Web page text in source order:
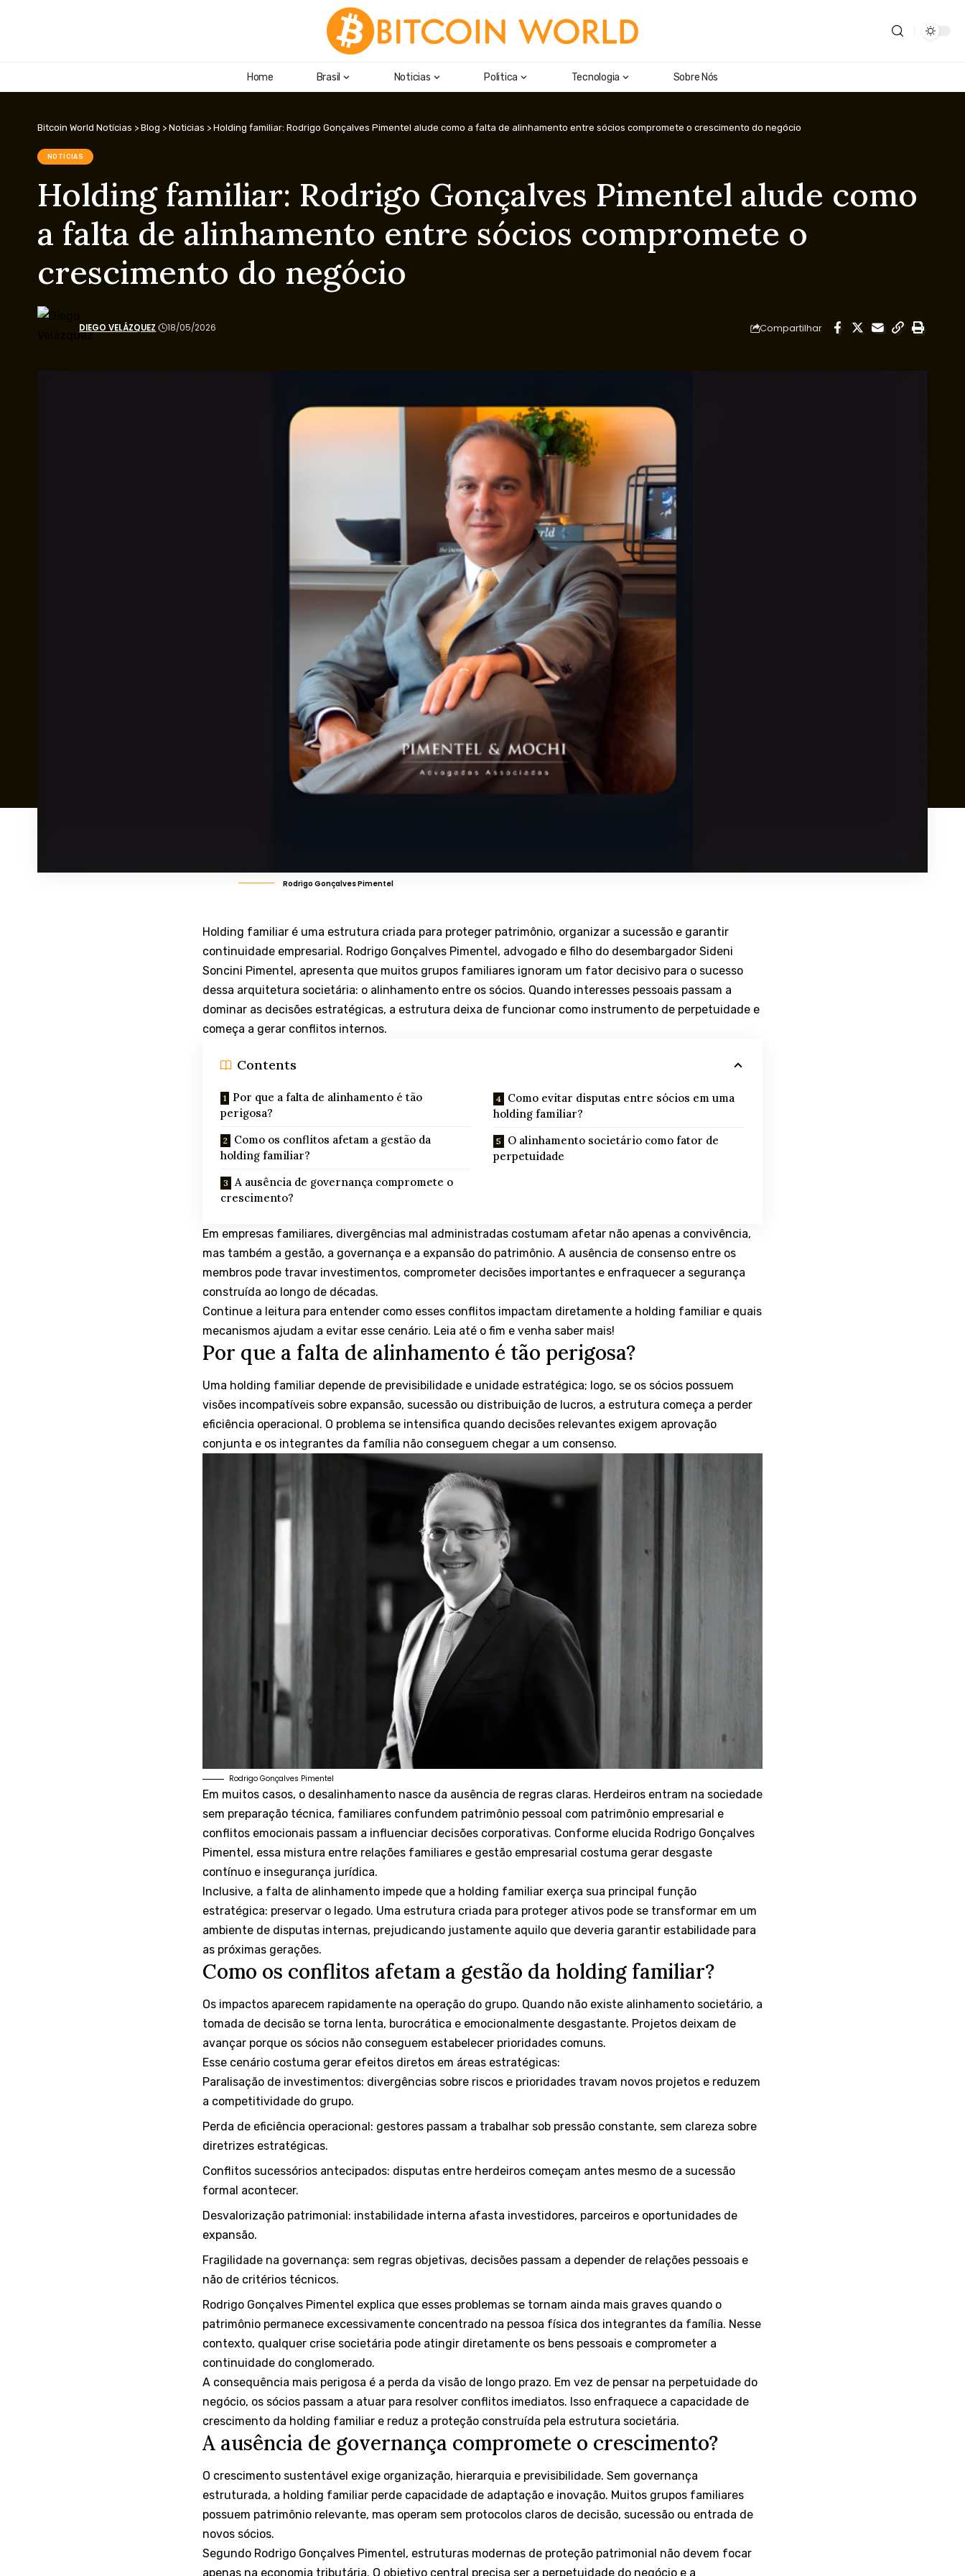
Home Brasil Noticias Politica Tecnologia Sobre Nós
Bitcoin World Notícias > Blog > Noticias > Holding familiar: Rodrigo Gonçalves Pimentel alude como a falta de alinhamento entre sócios compromete o crescimento do negócio
NOTICIAS
Holding familiar: Rodrigo Gonçalves Pimentel alude como
a falta de alinhamento entre sócios compromete o
crescimento do negócio
DIEGO VELÁZQUEZ 18/05/2026 Compartilhar
Rodrigo Gonçalves Pimentel
Holding familiar é uma estrutura criada para proteger patrimônio, organizar a sucessão e garantir
continuidade empresarial. Rodrigo Gonçalves Pimentel, advogado e filho do desembargador Sideni
Soncini Pimentel, apresenta que muitos grupos familiares ignoram um fator decisivo para o sucesso
dessa arquitetura societária: o alinhamento entre os sócios. Quando interesses pessoais passam a
dominar as decisões estratégicas, a estrutura deixa de funcionar como instrumento de perpetuidade e
começa a gerar conflitos internos.
Contents
Por que a falta de alinhamento é tão
perigosa?
Como os conflitos afetam a gestão da
holding familiar?
A ausência de governança compromete o
crescimento?
Como evitar disputas entre sócios em uma
holding familiar?
O alinhamento societário como fator de
perpetuidade
Em empresas familiares, divergências mal administradas costumam afetar não apenas a convivência,
mas também a gestão, a governança e a expansão do patrimônio. A ausência de consenso entre os
membros pode travar investimentos, comprometer decisões importantes e enfraquecer a segurança
construída ao longo de décadas.
Continue a leitura para entender como esses conflitos impactam diretamente a holding familiar e quais
mecanismos ajudam a evitar esse cenário. Leia até o fim e venha saber mais!
Por que a falta de alinhamento é tão perigosa?
Uma holding familiar depende de previsibilidade e unidade estratégica; logo, se os sócios possuem
visões incompatíveis sobre expansão, sucessão ou distribuição de lucros, a estrutura começa a perder
eficiência operacional. O problema se intensifica quando decisões relevantes exigem aprovação
conjunta e os integrantes da família não conseguem chegar a um consenso.
Rodrigo Gonçalves Pimentel
Em muitos casos, o desalinhamento nasce da ausência de regras claras. Herdeiros entram na sociedade
sem preparação técnica, familiares confundem patrimônio pessoal com patrimônio empresarial e
conflitos emocionais passam a influenciar decisões corporativas. Conforme elucida Rodrigo Gonçalves
Pimentel, essa mistura entre relações familiares e gestão empresarial costuma gerar desgaste
contínuo e insegurança jurídica.
Inclusive, a falta de alinhamento impede que a holding familiar exerça sua principal função
estratégica: preservar o legado. Uma estrutura criada para proteger ativos pode se transformar em um
ambiente de disputas internas, prejudicando justamente aquilo que deveria garantir estabilidade para
as próximas gerações.
Como os conflitos afetam a gestão da holding familiar?
Os impactos aparecem rapidamente na operação do grupo. Quando não existe alinhamento societário, a
tomada de decisão se torna lenta, burocrática e emocionalmente desgastante. Projetos deixam de
avançar porque os sócios não conseguem estabelecer prioridades comuns.
Esse cenário costuma gerar efeitos diretos em áreas estratégicas:
Paralisação de investimentos: divergências sobre riscos e prioridades travam novos projetos e reduzem
a competitividade do grupo.
Perda de eficiência operacional: gestores passam a trabalhar sob pressão constante, sem clareza sobre
diretrizes estratégicas.
Conflitos sucessórios antecipados: disputas entre herdeiros começam antes mesmo de a sucessão
formal acontecer.
Desvalorização patrimonial: instabilidade interna afasta investidores, parceiros e oportunidades de
expansão.
Fragilidade na governança: sem regras objetivas, decisões passam a depender de relações pessoais e
não de critérios técnicos.
Rodrigo Gonçalves Pimentel explica que esses problemas se tornam ainda mais graves quando o
patrimônio permanece excessivamente concentrado na pessoa física dos integrantes da família. Nesse
contexto, qualquer crise societária pode atingir diretamente os bens pessoais e comprometer a
continuidade do conglomerado.
A consequência mais perigosa é a perda da visão de longo prazo. Em vez de pensar na perpetuidade do
negócio, os sócios passam a atuar para resolver conflitos imediatos. Isso enfraquece a capacidade de
crescimento da holding familiar e reduz a proteção construída pela estrutura societária.
A ausência de governança compromete o crescimento?
O crescimento sustentável exige organização, hierarquia e previsibilidade. Sem governança
estruturada, a holding familiar perde capacidade de adaptação e inovação. Muitos grupos familiares
possuem patrimônio relevante, mas operam sem protocolos claros de decisão, sucessão ou entrada de
novos sócios.
Segundo Rodrigo Gonçalves Pimentel, estruturas modernas de proteção patrimonial não devem focar
apenas na economia tributária. O objetivo central precisa ser a perpetuidade do negócio e a